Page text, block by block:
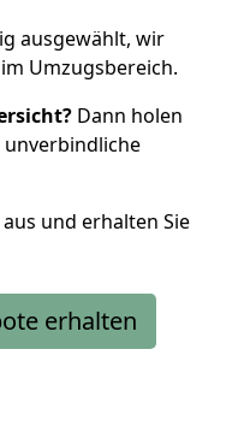
ausgewählt, wir
Umzugsbereich.
Dann holen
unverbindliche
und erhalten Sie
erhalten